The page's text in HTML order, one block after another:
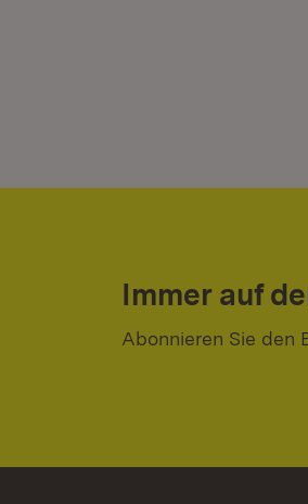
Immer auf
Abonnieren Sie den